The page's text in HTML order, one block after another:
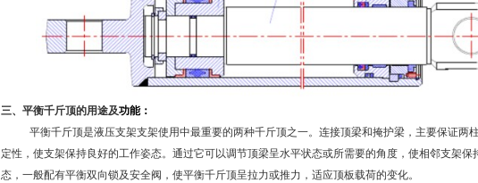
三、平衡千斤顶的用途及功能：
平衡千斤顶是液压支架支架使用中最重要的两种千斤顶之一。连接顶梁和掩护梁，主要保证两
定性，使支架保持良好的工作姿态。通过它可以调节顶梁呈水平状态或所需要的角度，使相邻支架保
态，一般配有平衡双向锁及安全阀，使平衡千斤顶呈拉力或推力，适应顶板载荷的变化。